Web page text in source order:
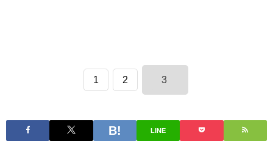
1 2 3
LINE